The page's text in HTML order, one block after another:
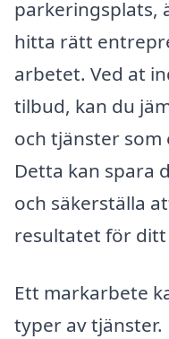
parkeringsplats,
hitta rätt
arbetet. Ved at
tilbud, kan du
och tjänster
Detta kan spara
och säkerställa
resultatet för
Ett markarbete
typer av tjänster.